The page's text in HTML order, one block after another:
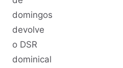
domingos
devolve
o DSR
dominical